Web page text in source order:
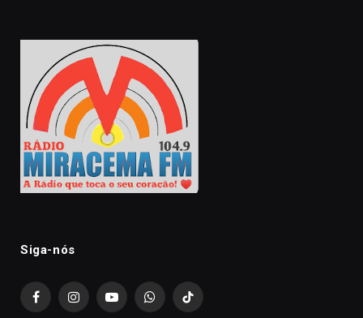
Siga-nós
FacebookInstagramYouTubeWhatsAppTikTok